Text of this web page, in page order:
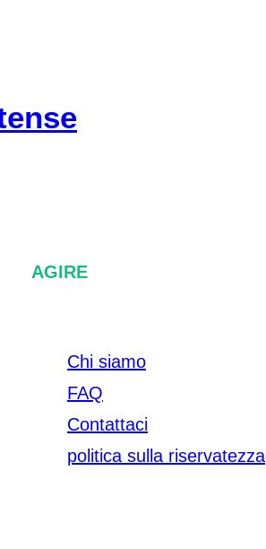
AGIRE
Chi siamo
FAQ
Contattaci
politica sulla riservatezza